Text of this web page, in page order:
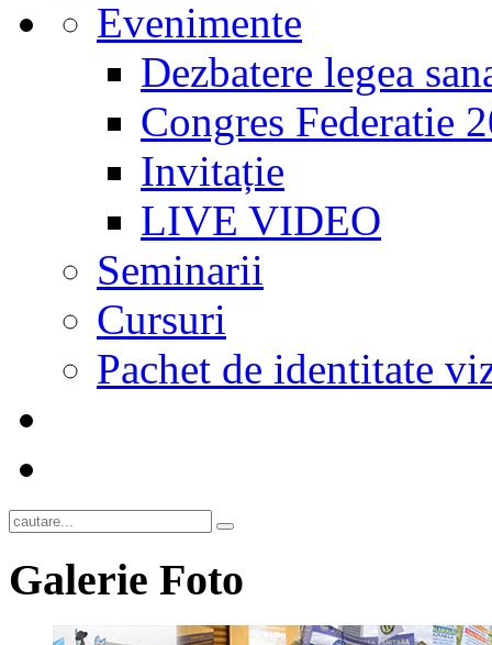
Evenimente
Dezbatere legea
Congres Federatie
Invitație
LIVE VIDEO
Seminarii
Cursuri
Pachet de identitate
Galerie Foto